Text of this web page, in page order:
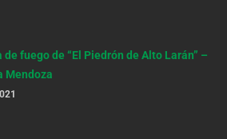
de fuego de “El Piedrón de Alto Larán” –
Mendoza